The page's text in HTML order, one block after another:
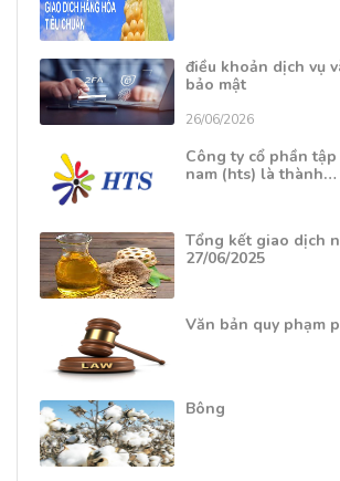
điều khoản dịch vụ
bảo mật
26/06/2026
Công ty cổ phần
nam (hts) là thành…
Tổng kết giao dịch
27/06/2025
Văn bản quy phạm
Bông